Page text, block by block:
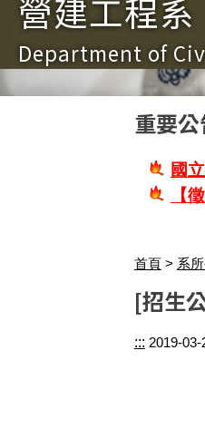
營建工程系
Department of
重要
國
【
首頁> 系
[招生
::: 2019-03-